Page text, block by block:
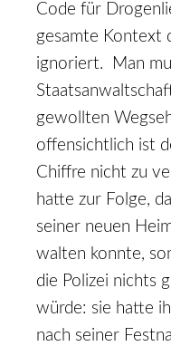
Code für
gesamte Kontext
ignoriert. Man
gewollten
offensichtlich ist
Chiffre nicht zu
hatte zur Folge,
seiner neuen
walten konnte,
die Polizei nichts
würde: sie hatte
nach seiner